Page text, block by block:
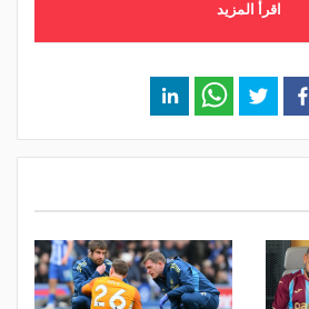
اقرأ المزيد